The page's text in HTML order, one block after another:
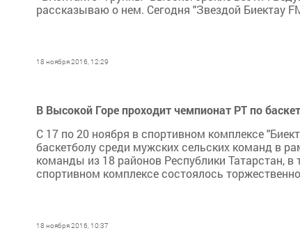
рассказываю о нем. Сегодня "Звездой Биектау
18 ноября 2016, 12:29
В Высокой Горе проходит чемпионат РТ по
С 17 по 20 ноября в спортивном комплексе
баскетболу среди мужских сельских команд в
команды из 18 районов Республики Татарстан,
спортивном комплексе состоялось
18 ноября 2016, 10:37